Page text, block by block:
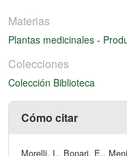
Materias
Plantas medicinales -
Colecciones
Colección Biblioteca
Cómo citar
Morelli, I., Bonari, E.,